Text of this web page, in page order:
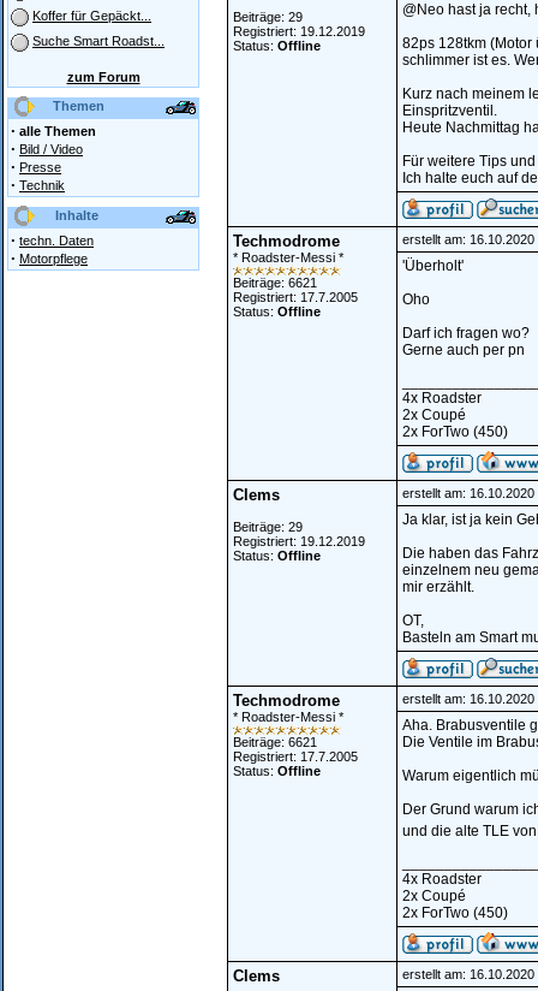
Koffer für Gepäckt...
Suche Smart Roadst...
zum Forum
Themen
· alle Themen
· Bild / Video
· Presse
· Technik
Inhalte
· techn. Daten
· Motorpflege
Beiträge: 29
Registriert: 19.12.2019
Status: Offline
@Neo hast ja recht,
82ps 128tkm (Motor
schlimmer ist es.
Kurz nach meinem
Einspritzventil.
Heute Nachmittag
Für weitere Tips
Ich halte euch auf
Techmodrome
* Roadster-Messi *
Beiträge: 6621
Registriert: 17.7.2005
Status: Offline
erstellt am: 16.10.2020
'Überholt'
Oho
Darf ich fragen wo?
Gerne auch per pn
4x Roadster
2x Coupé
2x ForTwo (450)
Clems
Beiträge: 29
Registriert: 19.12.2019
Status: Offline
erstellt am: 16.10.2020
Ja klar, ist ja kein
Die haben das
einzelnem neu
mir erzählt.
OT,
Basteln am Smart
Techmodrome
* Roadster-Messi *
Beiträge: 6621
Registriert: 17.7.2005
Status: Offline
erstellt am:
Aha. Brabusventile
Die Ventile im
Warum eigentlich
Der Grund warum
und die alte TLE
4x Roadster
2x Coupé
2x ForTwo (450)
Clems erstellt am: